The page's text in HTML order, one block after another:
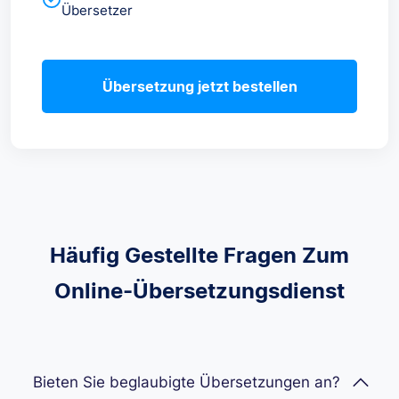
Übersetzer
Übersetzung jetzt bestellen
Häufig Gestellte Fragen Zum
Online-Übersetzungsdienst
Bieten Sie beglaubigte Übersetzungen an?